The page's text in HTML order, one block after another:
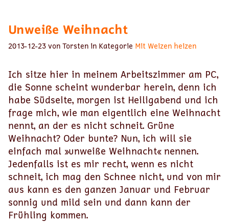
Unweiße Weihnacht
2013-12-23 von Torsten in Kategorie Mit Weizen heizen
Ich sitze hier in meinem Arbeitszimmer am PC,
die Sonne scheint wunderbar herein, denn ich
habe Südseite, morgen ist Heiligabend und ich
frage mich, wie man eigentlich eine Weihnacht
nennt, an der es nicht schneit. Grüne
Weihnacht? Oder bunte? Nun, ich will sie
einfach mal »unweiße Weihnacht« nennen.
Jedenfalls ist es mir recht, wenn es nicht
schneit, ich mag den Schnee nicht, und von mir
aus kann es den ganzen Januar und Februar
sonnig und mild sein und dann kann der
Frühling kommen.